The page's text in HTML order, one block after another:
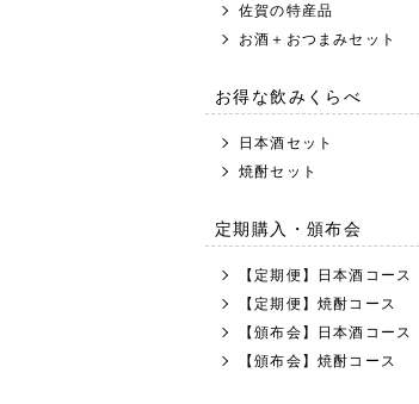
佐賀の特産品
お酒＋おつまみセット
お得な飲みくらべ
日本酒セット
焼酎セット
定期購入・頒布会
【定期便】日本酒コース
【定期便】焼酎コース
【頒布会】日本酒コース
【頒布会】焼酎コース